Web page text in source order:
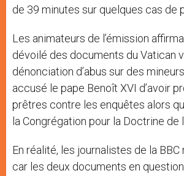
de 39 minutes sur quelques cas de
Les animateurs de l’émission
dévoilé des documents du Vatican
dénonciation d’abus sur des
accusé le pape Benoît XVI d’avoir
prêtres contre les enquêtes alors
la Congrégation pour la Doctrine de
En réalité, les journalistes de la
car les deux documents en